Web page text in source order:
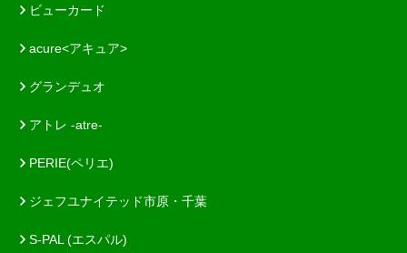
ビューカード
acure<アキュア>
グランデュオ
アトレ -atre-
PERIE(ペリエ)
ジェフユナイテッド市原・千葉
S-PAL (エスパル)